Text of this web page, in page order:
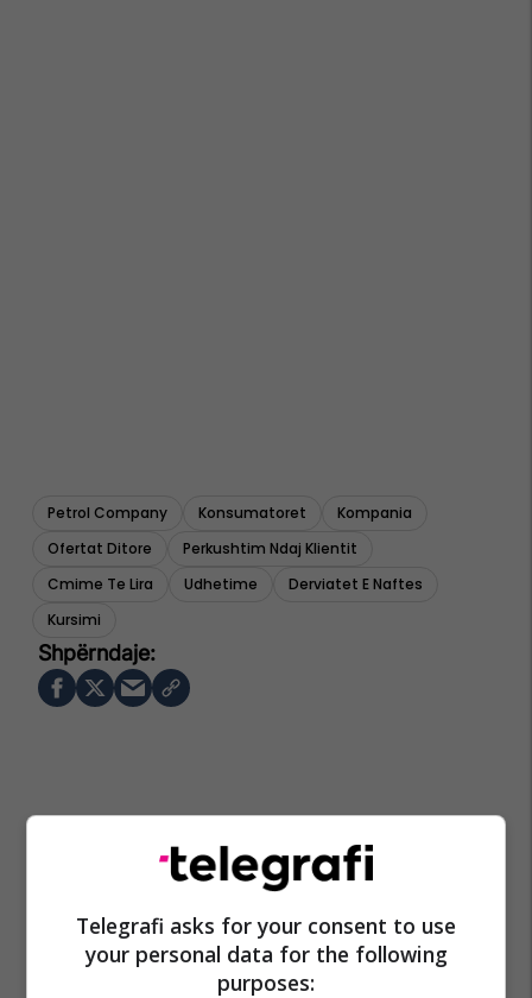
Petrol Company Konsumatoret
Kompania
Ofertat Ditore
Perkushtim Ndaj Klientit
Cmime Te Lira
Udhetime
Derviatet E Naftes
Kursimi
Telegrafi asks for your consent to use
your personal data for the following
purposes: